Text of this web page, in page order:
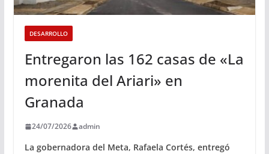
DESARROLLO
Entregaron las 162 casas de «La
morenita del Ariari» en
Granada
24/07/2026 admin
La gobernadora del Meta, Rafaela Cortés, entregó